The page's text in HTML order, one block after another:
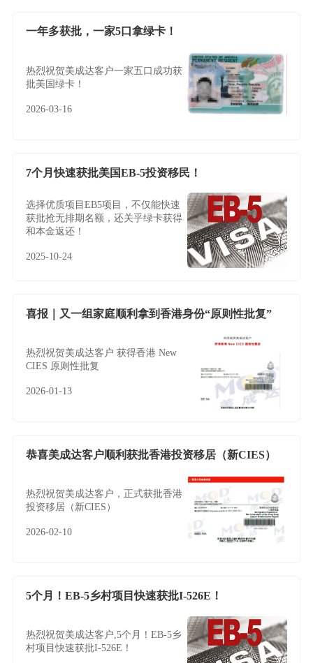
一年多获批，一家5口拿绿卡！
热烈祝贺美成达客户一家五口成功获
批美国绿卡！
2026-03-16
7个月快速获批美国EB-5投资移民！
选择优质项目EB5项目，不仅能快速
获批抢无排期名额，还关乎绿卡获得
和本金返还！
2025-10-24
喜报｜又一组家庭顺利拿到香港身份“原则性批复”
热烈祝贺美成达客户 获得香港 New
CIES 原则性批复
2026-01-13
恭喜美成达客户顺利获批香港投资移居（新CIES）
热烈祝贺美成达客户，正式获批香港
投资移居（新CIES）
2026-02-10
5个月！EB-5乡村项目快速获批I-526E！
热烈祝贺美成达客户,5个月！EB-5乡
村项目快速获批I-526E！